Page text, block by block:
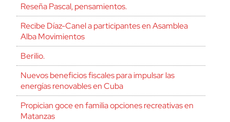
Reseña Pascal, pensamientos.
Recibe Díaz-Canel a participantes en Asamblea
Alba Movimientos
Berilio.
Nuevos beneficios fiscales para impulsar las
energías renovables en Cuba
Propician goce en familia opciones recreativas en
Matanzas